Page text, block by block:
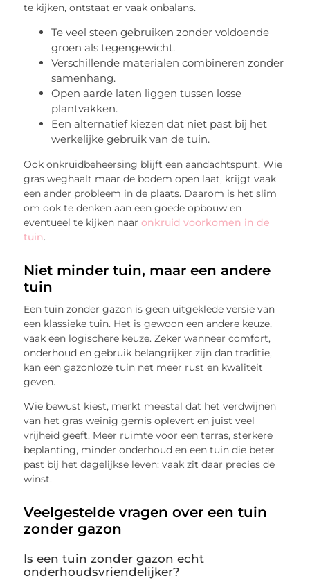
te kijken, ontstaat er vaak onbalans.
Te veel steen gebruiken zonder voldoende
groen als tegengewicht.
Verschillende materialen combineren zonder
samenhang.
Open aarde laten liggen tussen losse
plantvakken.
Een alternatief kiezen dat niet past bij het
werkelijke gebruik van de tuin.
Ook onkruidbeheersing blijft een aandachtspunt. Wie
gras weghaalt maar de bodem open laat, krijgt vaak
een ander probleem in de plaats. Daarom is het slim
om ook te denken aan een goede opbouw en
eventueel te kijken naaronkruid voorkomen in de
tuin.
Niet minder tuin, maar een andere
tuin
Een tuin zonder gazon is geen uitgeklede versie van
een klassieke tuin. Het is gewoon een andere keuze,
vaak een logischere keuze. Zeker wanneer comfort,
onderhoud en gebruik belangrijker zijn dan traditie,
kan een gazonloze tuin net meer rust en kwaliteit
geven.
Wie bewust kiest, merkt meestal dat het verdwijnen
van het gras weinig gemis oplevert en juist veel
vrijheid geeft. Meer ruimte voor een terras, sterkere
beplanting, minder onderhoud en een tuin die beter
past bij het dagelijkse leven: vaak zit daar precies de
winst.
Veelgestelde vragen over een tuin
zonder gazon
Is een tuin zonder gazon echt
onderhoudsvriendelijker?